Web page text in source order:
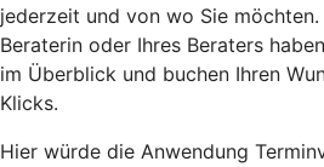
jederzeit und von wo Sie möchten.
Beraterin oder Ihres Beraters
im Überblick und buchen Ihren
Klicks.
Hier würde die Anwendung